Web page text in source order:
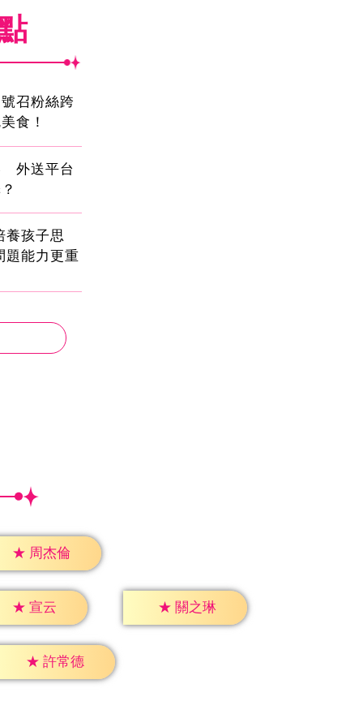
召粉絲跨
食！
外送平台
養孩子思
題能力更重
★ 周杰倫
★ 宣云 ★ 關之琳
★ 許常德